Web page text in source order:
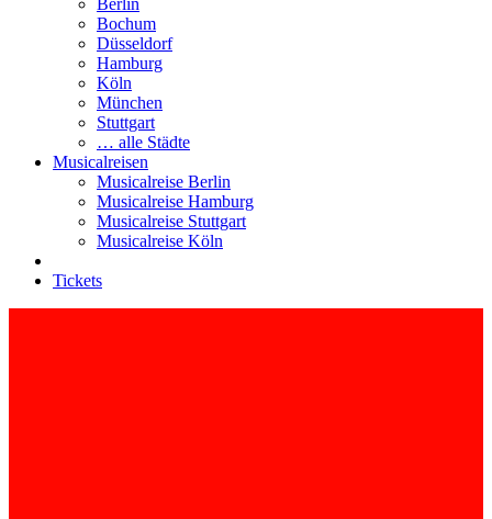
Berlin
Bochum
Düsseldorf
Hamburg
Köln
München
Stuttgart
… alle Städte
Musicalreisen
Musicalreise Berlin
Musicalreise Hamburg
Musicalreise Stuttgart
Musicalreise Köln
Tickets